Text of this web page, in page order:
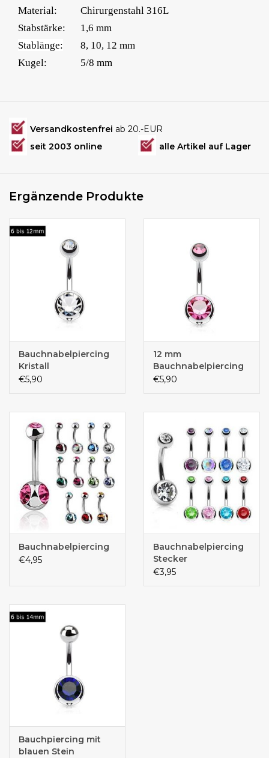
Material:
Chirurgenstahl 316L
Stabstärke:
1,6 mm
Stablänge:
8, 10, 12 mm
Kugel:
5/8 mm
Versandkostenfrei ab 20.-EUR
seit 2003 online
alle Artikel auf Lager
Ergänzende Produkte
Bauchnabelpiercing
Kristall
€5,90
12 mm
Bauchnabelpiercing
Pink
€5,90
Bauchnabelpiercing
€4,95
Bauchnabelpiercing
Stecker
€3,95
Bauchpiercing mit
blauen Stein